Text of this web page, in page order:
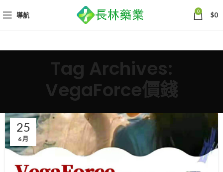
導航 0 $0
Tag Archives:
VegaForce價錢
25
6 月